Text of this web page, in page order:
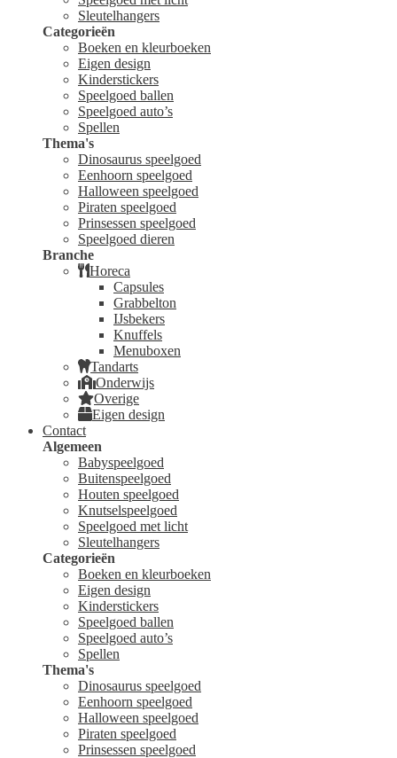
Sleutelhangers
Categorieën
Boeken en kleurboeken
Eigen design
Kinderstickers
Speelgoed ballen
Speelgoed auto’s
Spellen
Thema's
Dinosaurus speelgoed
Eenhoorn speelgoed
Halloween speelgoed
Piraten speelgoed
Prinsessen speelgoed
Speelgoed dieren
Branche
Horeca
Capsules
Grabbelton
IJsbekers
Knuffels
Menuboxen
Tandarts
Onderwijs
Overige
Eigen design
Contact
Algemeen
Babyspeelgoed
Buitenspeelgoed
Houten speelgoed
Knutselspeelgoed
Speelgoed met licht
Sleutelhangers
Categorieën
Boeken en kleurboeken
Eigen design
Kinderstickers
Speelgoed ballen
Speelgoed auto’s
Spellen
Thema's
Dinosaurus speelgoed
Eenhoorn speelgoed
Halloween speelgoed
Piraten speelgoed
Prinsessen speelgoed